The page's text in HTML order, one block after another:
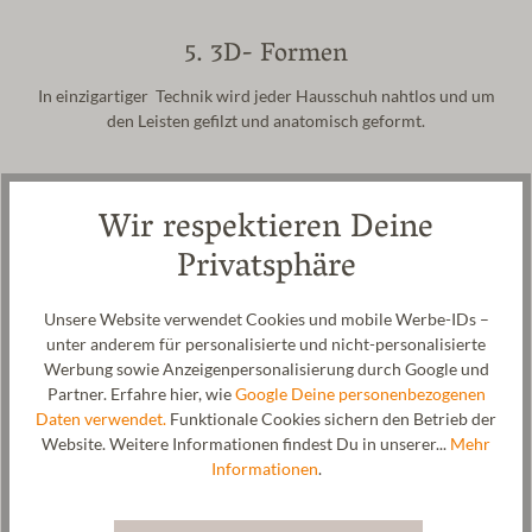
5. 3D- Formen
In einzigartiger Technik wird jeder Hausschuh nahtlos und um
den Leisten gefilzt und anatomisch geformt.
Wir respektieren Deine
Privatsphäre
Unsere Website verwendet Cookies und mobile Werbe-IDs –
unter anderem für personalisierte und nicht-personalisierte
Werbung sowie Anzeigenpersonalisierung durch Google und
Partner. Erfahre hier, wieGoogle Deine personenbezogenen
Daten verwendet. Funktionale Cookies sichern den Betrieb der
Website. Weitere Informationen findest Du in unserer... Mehr
Informationen.